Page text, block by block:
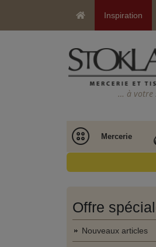
Inspiration
… à votre
Mercerie
Offre
Nouveaux articles